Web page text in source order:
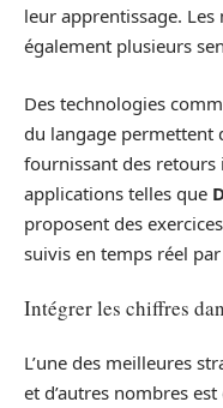
leur apprentissage.
également plusieurs
Des technologies
du langage permettent
fournissant des retours
applications telles que
proposent des
suivis en temps réel
Intégrer les chiffres
L’une des meilleures
et d’autres nombres